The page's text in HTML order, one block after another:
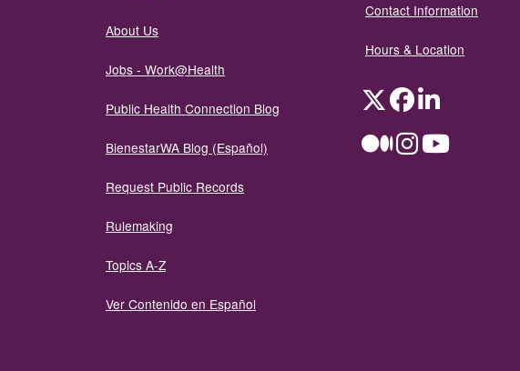
About Us
Jobs - Work@Health
Public Health Connection Blog
BienestarWA Blog (Español)
Request Public Records
Rulemaking
Topics A-Z
Ver Contenido en Español
Contact Information
Hours & Location
TwitterFacebookLinkedIn
MediumInstagramYouTube